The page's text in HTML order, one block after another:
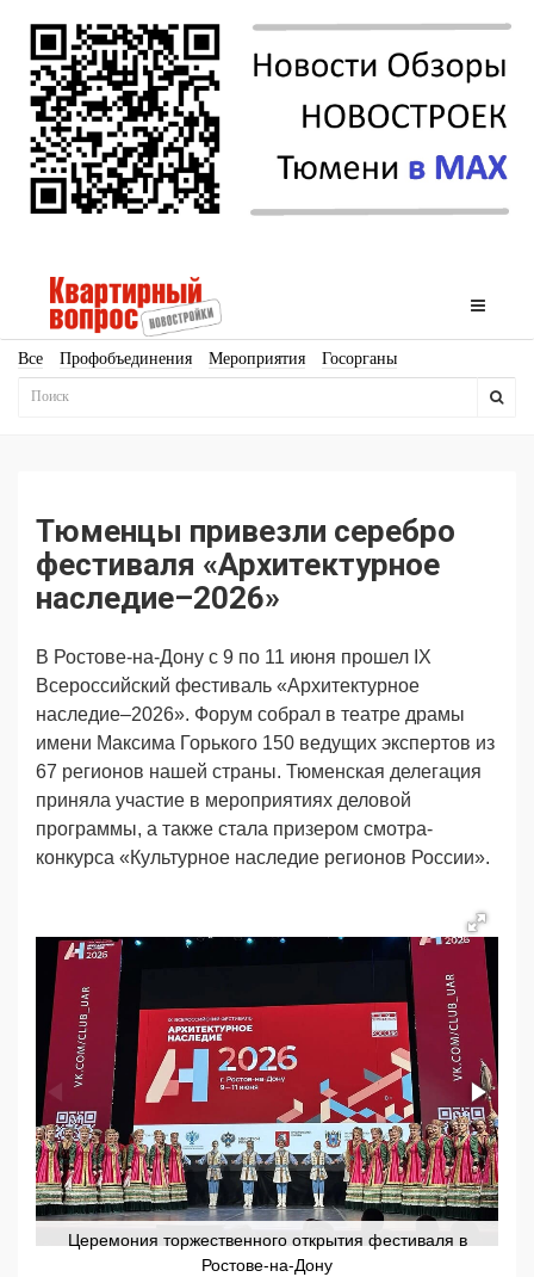
Все Профобъединения Мероприятия Госорганы
Новостройки
Продвижение Поздравляем
Ещё
Тюменцы привезли серебро
фестиваля «Архитектурное
наследие–2026»
В Ростове-на-Дону с 9 по 11 июня прошел IX
Всероссийский фестиваль «Архитектурное
наследие–2026». Форум собрал в театре драмы
имени Максима Горького 150 ведущих экспертов из
67 регионов нашей страны. Тюменская делегация
приняла участие в мероприятиях деловой
программы, а также стала призером смотра-
конкурса «Культурное наследие регионов России».
Церемония торжественного открытия фестиваля в
Ростове-на-Дону